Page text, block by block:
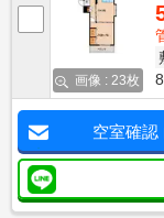
画像 : 23枚
空室確認